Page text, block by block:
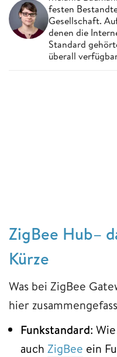
festen
Gesellschaft.
denen die
Standard
überall
ZigBee Hub–
Kürze
Was bei ZigBee
hier
Funkstandard: Wie
auch ZigBee ein